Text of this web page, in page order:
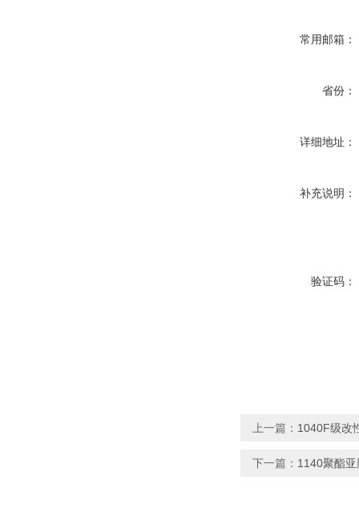
常用邮箱：
省份：
详细地址：
补充说明：
验证码：
上一篇： 1040F级改
下一篇： 1140聚酯